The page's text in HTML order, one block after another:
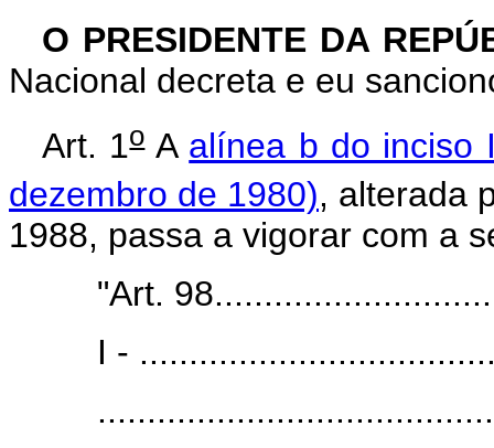
O PRESIDENTE DA
Nacional decreta e eu
Art. 1oA alínea b do inciso
dezembro de 1980), alterada
1988, passa a vigorar com a
"Art.
I -